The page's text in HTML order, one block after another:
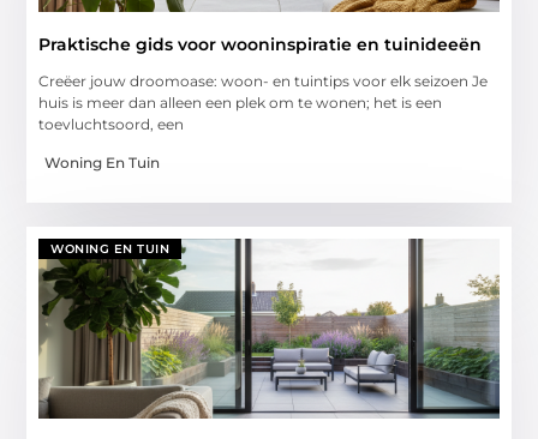
Praktische gids voor wooninspiratie en tuinideeën
Creëer jouw droomoase: woon- en tuintips voor elk seizoen Je
huis is meer dan alleen een plek om te wonen; het is een
toevluchtsoord, een
Woning En Tuin
WONING EN TUIN